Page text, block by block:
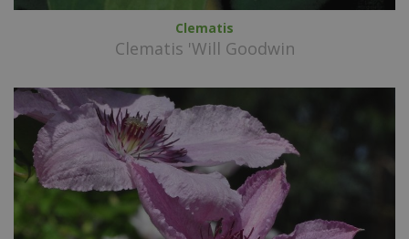
Clematis
Clematis 'Will Goodwin